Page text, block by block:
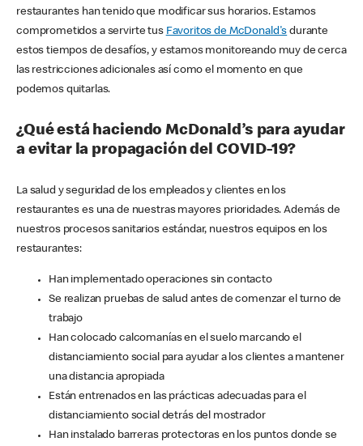
restaurantes han tenido que modificar sus horarios. Estamos
comprometidos a servirte tus Favoritos de McDonald's durante
estos tiempos de desafíos, y estamos monitoreando muy de cerca
las restricciones adicionales así como el momento en que
podemos quitarlas.
¿Qué está haciendo McDonald’s para ayudar
a evitar la propagación del COVID-19?
La salud y seguridad de los empleados y clientes en los
restaurantes es una de nuestras mayores prioridades. Además de
nuestros procesos sanitarios estándar, nuestros equipos en los
restaurantes:
Han implementado operaciones sin contacto
Se realizan pruebas de salud antes de comenzar el turno de
trabajo
Han colocado calcomanías en el suelo marcando el
distanciamiento social para ayudar a los clientes a mantener
una distancia apropiada
Están entrenados en las prácticas adecuadas para el
distanciamiento social detrás del mostrador
Han instalado barreras protectoras en los puntos donde se